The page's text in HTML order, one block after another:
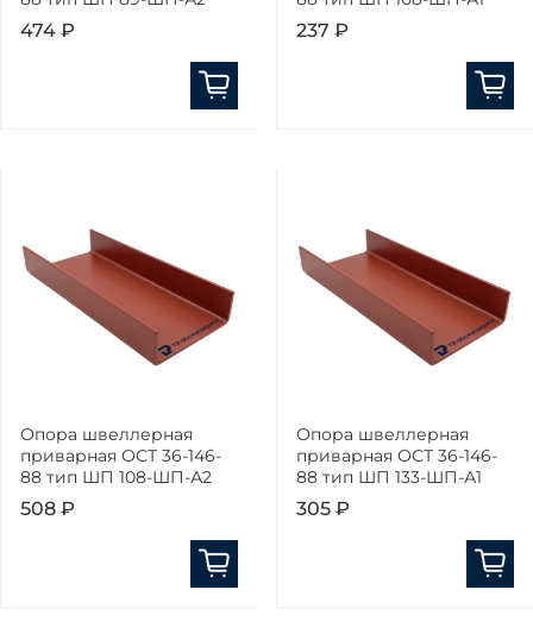
474 ₽ 237 ₽
Опора швеллерная
приварная ОСТ 36-146-
88 тип ШП 108-ШП-А2
508 ₽
Опора швеллерная
приварная ОСТ 36-146-
88 тип ШП 133-ШП-А1
305 ₽